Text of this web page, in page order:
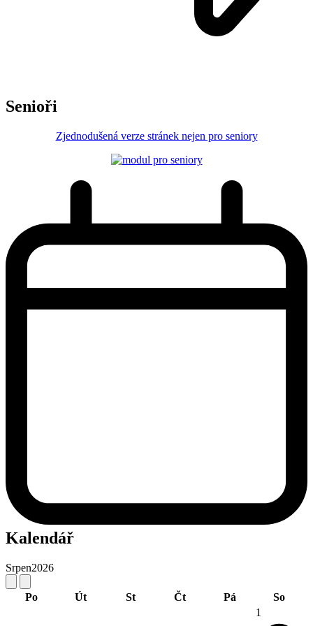
Senioři
Zjednodušená verze stránek nejen pro seniory
Kalendář
Srpen2026
Po Út St Čt Pá So
1